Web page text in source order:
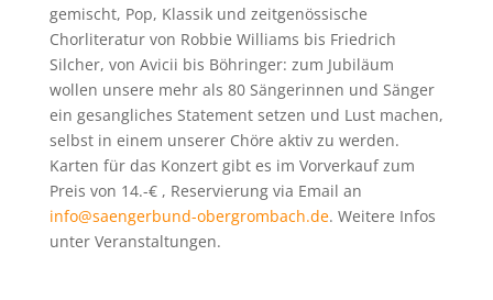
gemischt, Pop, Klassik und zeitgenössische
Chorliteratur von Robbie Williams bis Friedrich
Silcher, von Avicii bis Böhringer: zum Jubiläum
wollen unsere mehr als 80 Sängerinnen und Sänger
ein gesangliches Statement setzen und Lust machen,
selbst in einem unserer Chöre aktiv zu werden.
Karten für das Konzert gibt es im Vorverkauf zum
Preis von 14.-€ , Reservierung via Email an
info@saengerbund-obergrombach.de. Weitere Infos
unter Veranstaltungen.